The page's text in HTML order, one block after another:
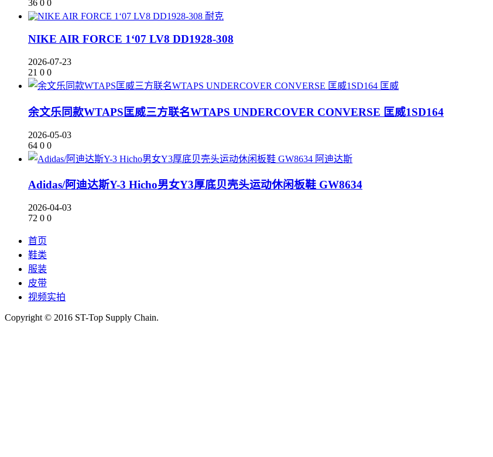
36 0 0
耐克
NIKE AIR FORCE 1‘07 LV8 DD1928-308
2026-07-23
21 0 0
匡威
余文乐同款WTAPS匡威三方联名WTAPS UNDERCOVER CONVERSE 匡威1SD164
2026-05-03
64 0 0
阿迪达斯
Adidas/阿迪达斯Y-3 Hicho男女Y3厚底贝壳头运动休闲板鞋 GW8634
2026-04-03
72 0 0
首页
鞋类
服装
皮带
视频实拍
Copyright © 2016 ST-Top Supply Chain.